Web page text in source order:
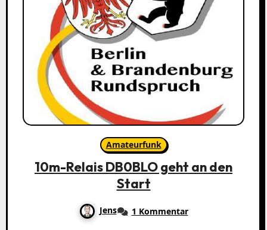
Amateurfunk
10m-Relais DB0BLO geht an den
Start
Jens 1 Kommentar